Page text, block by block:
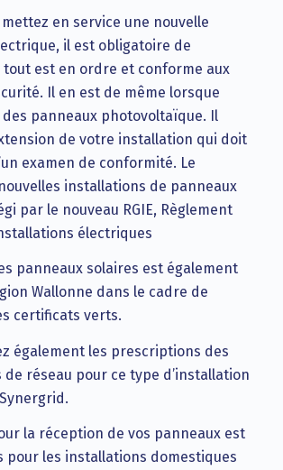
en service une nouvelle
il est obligatoire de
tout est en ordre et conforme aux
Il en est de même lorsque
panneaux photovoltaïque. Il
de votre installation qui doit
examen de conformité. Le
installations de panneaux
par le nouveau RGIE, Règlement
électriques
panneaux solaires est également
Wallonne dans le cadre de
certificats verts.
également les prescriptions des
réseau pour ce type d’installation
la réception de vos panneaux est
pour les installations domestiques